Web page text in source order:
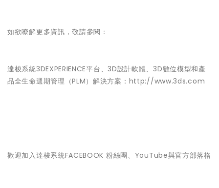
如欲瞭解更多資訊，敬請參閱：
達梭系統3DEXPERIENCE平台、3D設計軟體、3D數位模型和產
品全生命週期管理（PLM）解決方案：http://www.3ds.com
歡迎加入達梭系統FACEBOOK 粉絲團、YouTube與官方部落格